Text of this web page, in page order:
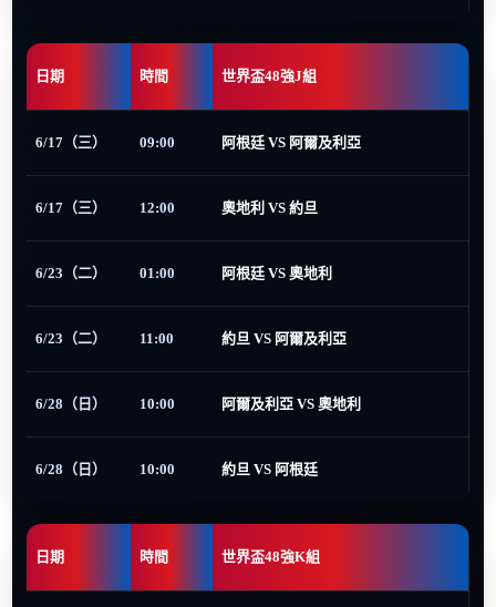
日期 時間 世界盃48強J組
6/17（三） 09:00 阿根廷 VS 阿爾及利亞
6/17（三） 12:00 奧地利 VS 約旦
6/23（二） 01:00 阿根廷 VS 奧地利
6/23（二） 11:00 約旦 VS 阿爾及利亞
6/28（日） 10:00 阿爾及利亞 VS 奧地利
6/28（日） 10:00 約旦 VS 阿根廷
日期 時間 世界盃48強K組